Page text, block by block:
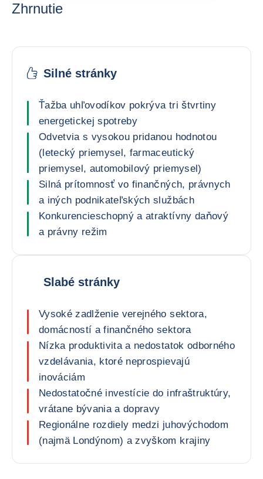
Zhrnutie
Silné stránky
Ťažba uhľovodíkov pokrýva tri štvrtiny
energetickej spotreby
Odvetvia s vysokou pridanou hodnotou
(letecký priemysel, farmaceutický
priemysel, automobilový priemysel)
Silná prítomnosť vo finančných, právnych
a iných podnikateľských službách
Konkurencieschopný a atraktívny daňový
a právny režim
Slabé stránky
Vysoké zadlženie verejného sektora,
domácností a finančného sektora
Nízka produktivita a nedostatok odborného
vzdelávania, ktoré neprospievajú
inováciám
Nedostatočné investície do infraštruktúry,
vrátane bývania a dopravy
Regionálne rozdiely medzi juhovýchodom
(najmä Londýnom) a zvyškom krajiny